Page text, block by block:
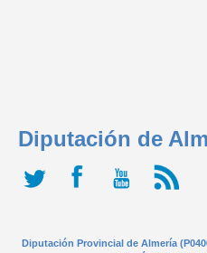
Diputación de
Diputación Provincial de Almería